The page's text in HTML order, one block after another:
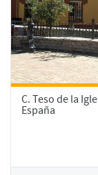
C. Teso de la
España